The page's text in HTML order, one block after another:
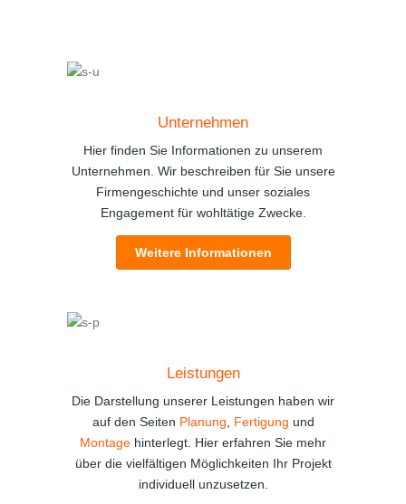
Unternehmen
Hier finden Sie Informationen zu unserem
Unternehmen. Wir beschreiben für Sie unsere
Firmengeschichte und unser soziales
Engagement für wohltätige Zwecke.
Weitere Informationen
Leistungen
Die Darstellung unserer Leistungen haben wir
auf den Seiten Planung Fertigung und
Montage hinterlegt. Hier erfahren Sie mehr
über die vielfältigen Möglichkeiten Ihr Projekt
individuell unzusetzen.